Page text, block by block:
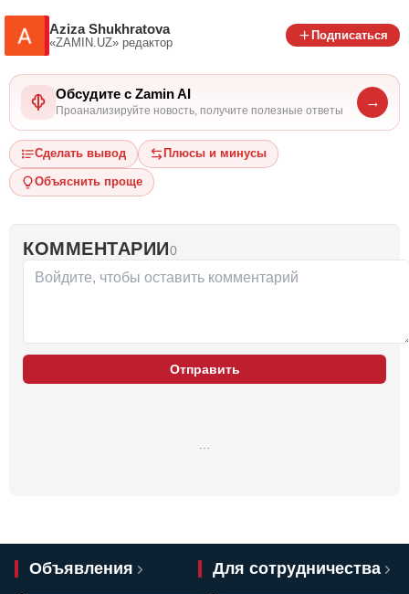
Aziza Shukhratova
«ZAMIN.UZ» редактор
Подписаться
Обсудите с Zamin AI
Проанализируйте новость, получите полезные ответы
→
Сделать вывод Плюсы и минусы
Объяснить проще
КОММЕНТАРИИ0
Отправить
Объявления Для сотрудничества